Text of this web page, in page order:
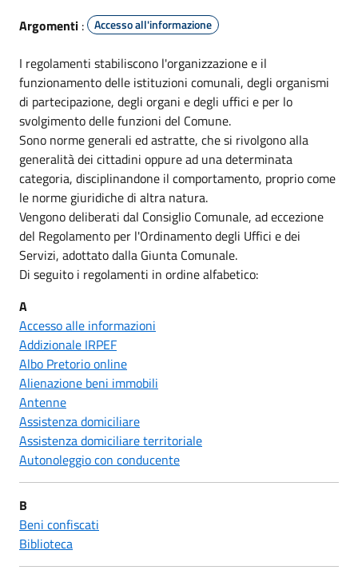
Argomenti : Accesso all'informazione
I regolamenti stabiliscono l'organizzazione e il
funzionamento delle istituzioni comunali, degli organismi
di partecipazione, degli organi e degli uffici e per lo
svolgimento delle funzioni del Comune.
Sono norme generali ed astratte, che si rivolgono alla
generalità dei cittadini oppure ad una determinata
categoria, disciplinandone il comportamento, proprio come
le norme giuridiche di altra natura.
Vengono deliberati dal Consiglio Comunale, ad eccezione
del Regolamento per l'Ordinamento degli Uffici e dei
Servizi, adottato dalla Giunta Comunale.
Di seguito i regolamenti in ordine alfabetico:
A
Accesso alle informazioni
Addizionale IRPEF
Albo Pretorio online
Alienazione beni immobili
Antenne
Assistenza domiciliare
Assistenza domiciliare territoriale
Autonoleggio con conducente
B
Beni confiscati
Biblioteca